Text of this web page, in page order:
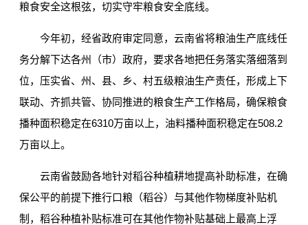
粮食安全这根弦，切实守牢粮食安全底线。
今年初，经省政府审定同意，云南省将粮油生产底线任
务分解下达各州（市）政府，要求各地把任务落实落细落到
位，压实省、州、县、乡、村五级粮油生产责任，形成上下
联动、齐抓共管、协同推进的粮食生产工作格局，确保粮食
播种面积稳定在6310万亩以上，油料播种面积稳定在508.2
万亩以上。
云南省鼓励各地针对稻谷种植耕地提高补助标准，在确
保公平的前提下推行口粮（稻谷）与其他作物梯度补贴机
制，稻谷种植补贴标准可在其他作物补贴基础上最高上浮